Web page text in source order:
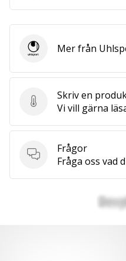
Visa
alla
Skriv en
Skriv en
Vi vill gärna
Frågor
Frågor
Fråga oss vad
UhlsportMer från